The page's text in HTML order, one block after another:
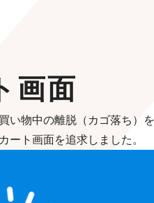
画面
い物中の離脱（カゴ落ち）を
ート画面を追求しました。